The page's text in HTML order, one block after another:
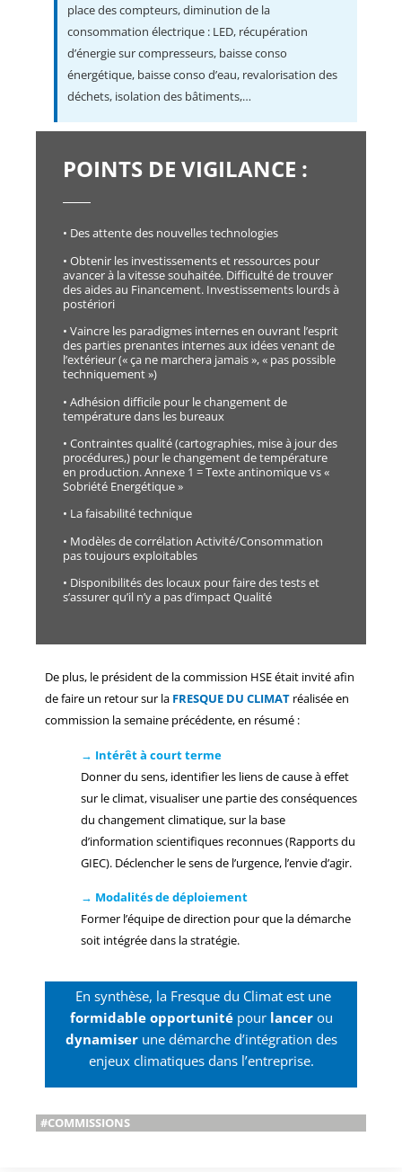
place des compteurs, diminution de la
consommation électrique : LED, récupération
d’énergie sur compresseurs, baisse conso
énergétique, baisse conso d’eau, revalorisation des
déchets, isolation des bâtiments,…
POINTS DE VIGILANCE :
• Des attente des nouvelles technologies
• Obtenir les investissements et ressources pour
avancer à la vitesse souhaitée. Difficulté de trouver
des aides au Financement. Investissements lourds à
postériori
• Vaincre les paradigmes internes en ouvrant l’esprit
des parties prenantes internes aux idées venant de
l’extérieur (« ça ne marchera jamais », « pas possible
techniquement »)
• Adhésion difficile pour le changement de
température dans les bureaux
• Contraintes qualité (cartographies, mise à jour des
procédures,) pour le changement de température
en production. Annexe 1 = Texte antinomique vs «
Sobriété Energétique »
• La faisabilité technique
• Modèles de corrélation Activité/Consommation
pas toujours exploitables
• Disponibilités des locaux pour faire des tests et
s’assurer qu’il n’y a pas d’impact Qualité
De plus, le président de la commission HSE était invité afin
de faire un retour sur la FRESQUE DU CLIMAT réalisée en
commission la semaine précédente, en résumé :
→ Intérêt à court terme
Donner du sens, identifier les liens de cause à effet
sur le climat, visualiser une partie des conséquences
du changement climatique, sur la base
d’information scientifiques reconnues (Rapports du
GIEC). Déclencher le sens de l’urgence, l’envie d’agir.
→ Modalités de déploiement
Former l’équipe de direction pour que la démarche
soit intégrée dans la stratégie.
En synthèse, la Fresque du Climat est une
formidable opportunitépour lancerou
dynamiserune démarche d’intégration des
enjeux climatiques dans l’entreprise.
#COMMISSIONS